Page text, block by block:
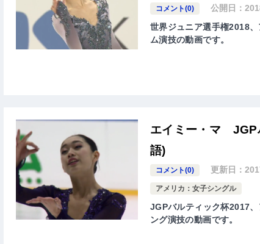
コメント(0) 公開日：
世界ジュニア選手権2018
ム演技の動画です。
エイミー・マ
語)
コメント(0) 更新日：
アメリカ：女子シングル
JGPバルティック杯2017
ング演技の動画です。